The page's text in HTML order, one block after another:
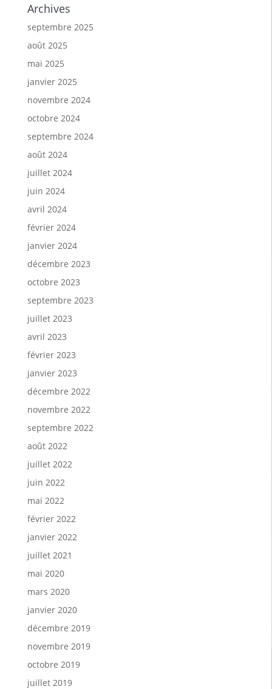
Archives
septembre 2025
août 2025
mai 2025
janvier 2025
novembre 2024
octobre 2024
septembre 2024
août 2024
juillet 2024
juin 2024
avril 2024
février 2024
janvier 2024
décembre 2023
octobre 2023
septembre 2023
juillet 2023
avril 2023
février 2023
janvier 2023
décembre 2022
novembre 2022
septembre 2022
août 2022
juillet 2022
juin 2022
mai 2022
février 2022
janvier 2022
juillet 2021
mai 2020
mars 2020
janvier 2020
décembre 2019
novembre 2019
octobre 2019
juillet 2019